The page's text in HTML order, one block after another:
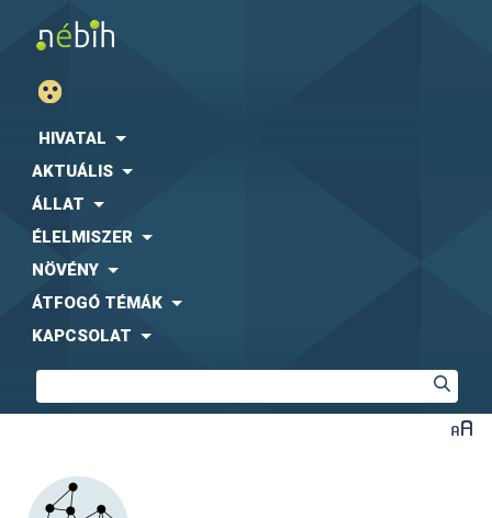
HIVATAL
AKTUÁLIS
ÁLLAT
ÉLELMISZER
NÖVÉNY
ÁTFOGÓ TÉMÁK
KAPCSOLAT